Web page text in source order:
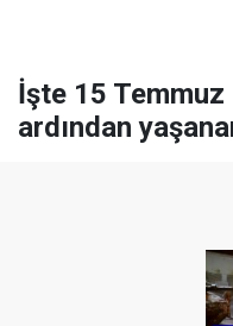
İşte 15
ardından